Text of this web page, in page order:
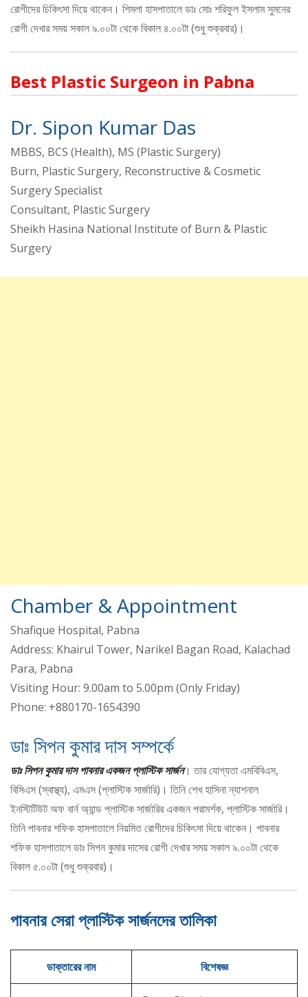
রোগীদের চিকিৎসা দিয়ে থাকেন। শিমলা হাসপাতালে ডাঃ মোঃ শরিফুল ইসলাম সুমনের
রোগী দেখার সময় সকাল ৯.০০টা থেকে বিকাল ৪.০০টা (শুধু শুক্রবার)।
Best Plastic Surgeon in Pabna
Dr. Sipon Kumar Das
MBBS, BCS (Health), MS (Plastic Surgery)
Burn, Plastic Surgery, Reconstructive & Cosmetic
Surgery Specialist
Consultant, Plastic Surgery
Sheikh Hasina National Institute of Burn & Plastic
Surgery
Chamber & Appointment
Shafique Hospital, Pabna
Address: Khairul Tower, Narikel Bagan Road, Kalachad
Para, Pabna
Visiting Hour: 9.00am to 5.00pm (Only Friday)
Phone: +880170-1654390
ডাঃ সিপন কুমার দাস সম্পর্কে
ডাঃ সিপন কুমার দাস পাবনার একজন প্লাস্টিক সার্জন। তার যোগ্যতা এমবিবিএস,
বিসিএস (স্বাস্থ্য), এমএস (প্লাস্টিক সার্জারি)। তিনি শেখ হাসিনা ন্যাশনাল
ইনস্টিটিউট অফ বার্ন অ্যান্ড প্লাস্টিক সার্জারির একজন পরামর্শক, প্লাস্টিক সার্জারি।
তিনি পাবনার শফিক হাসপাতালে নিয়মিত রোগীদের চিকিৎসা দিয়ে থাকেন। পাবনার
শফিক হাসপাতালে ডাঃ সিপন কুমার দাসের রোগী দেখার সময় সকাল ৯.০০টা থেকে
বিকাল ৫.০০টা (শুধু শুক্রবার)।
পাবনার সেরা প্লাস্টিক সার্জনদের তালিকা
ডাক্তারের নাম বিশেষজ্ঞ